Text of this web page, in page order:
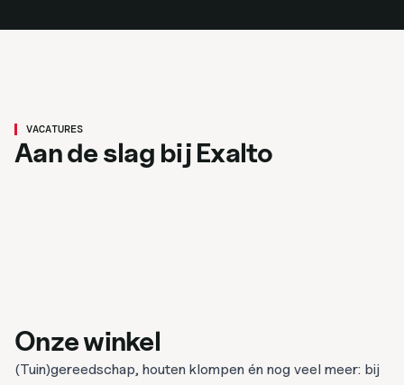
VACATURES
Aan de slag bij Exalto
medewerker
Bekijk vacature
Lasser/constructie medewerker
Bekijk vacature
Onze winkel
(Tuin)gereedschap, houten klompen én nog veel meer: bij